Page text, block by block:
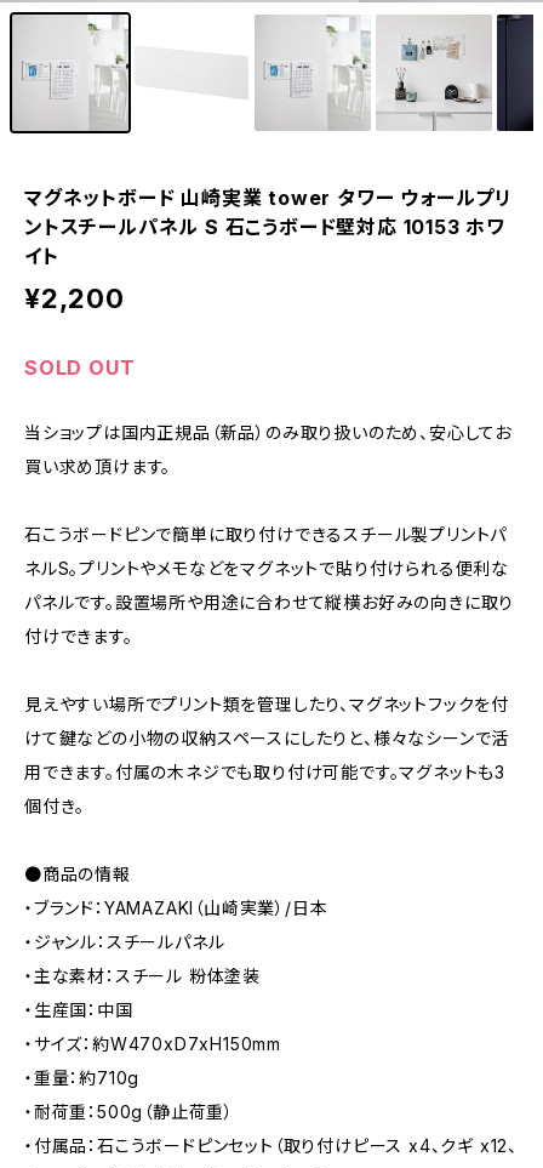
マグネットボード 山崎実業 tower タワー ウォールプリ
ントスチールパネル S 石こうボード壁対応 10153 ホワ
イト
¥2,200
SOLD OUT
当ショップは国内正規品（新品）のみ取り扱いのため、安心してお
買い求め頂けます。
石こうボードピンで簡単に取り付けできるスチール製プリントパ
ネルS。プリントやメモなどをマグネットで貼り付けられる便利な
パネルです。設置場所や用途に合わせて縦横お好みの向きに取り
付けできます。
見えやすい場所でプリント類を管理したり、マグネットフックを付
けて鍵などの小物の収納スペースにしたりと、様々なシーンで活
用できます。付属の木ネジでも取り付け可能です。マグネットも3
個付き。
●商品の情報
・ブランド：YAMAZAKI（山崎実業）/日本
・ジャンル：スチールパネル
・主な素材：スチール 粉体塗装
・生産国：中国
・サイズ：約W470xD7xH150mm
・重量：約710g
・耐荷重：500g（静止荷重）
・付属品：石こうボードピンセット（取り付けピース x4、クギ x12、